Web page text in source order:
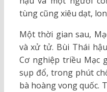
tùng cũng xiêu dạt,
Một thời gian sau,
và xử tử. Bùi Thái
Cơ nghiệp triều Mạc
sụp đổ, trong phút
bà hoàng vong quốc.